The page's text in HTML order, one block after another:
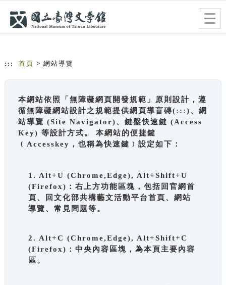
::: 首頁 > 網站導覽
本網站依照「無障礙網頁開發規範」原則設計，遵
循無障礙網站設計之規範提供網頁導盲磚(:::)、網
站導覽 (Site Navigator)、鍵盤快速鍵 (Access
Key) 等設計方式。 本網站的便捷鍵
﹝Accesskey，也稱為快速鍵﹞設定如下：
1. Alt+U (Chrome,Edge), Alt+Shift+U
(Firefox)：右上方功能區塊，包括回官網首
頁、回文化部共構藝文活動平台首頁、網站
導覽、常見問題等。
2. Alt+C (Chrome,Edge), Alt+Shift+C
(Firefox)：中央內容區塊，為本頁主要內容
區。